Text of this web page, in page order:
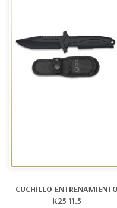
CUCHILLO ENTRENAMIENTO
K25 11.5